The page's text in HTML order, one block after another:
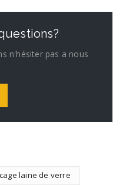
n'hésiter pas a nous
laine de verre